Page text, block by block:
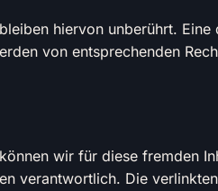
hiervon unberührt. Eine
von entsprechenden
wir für diese fremden
verantwortlich. Die